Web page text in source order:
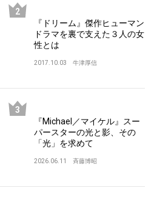
『ドリーム』傑作ヒューマン
ドラマを裏で支えた３人の女
性とは
2017.10.03 牛津厚信
『Michael／マイケル』スー
パースターの光と影、その
「光」を求めて
2026.06.11 斉藤博昭